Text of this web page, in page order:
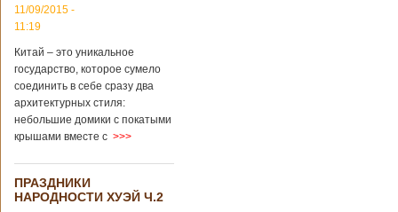
11/09/2015 -
11:19
Китай – это уникальное
государство, которое сумело
соединить в себе сразу два
архитектурных стиля:
небольшие домики с покатыми
крышами вместе с >>>
ПРАЗДНИКИ
НАРОДНОСТИ ХУЭЙ Ч.2